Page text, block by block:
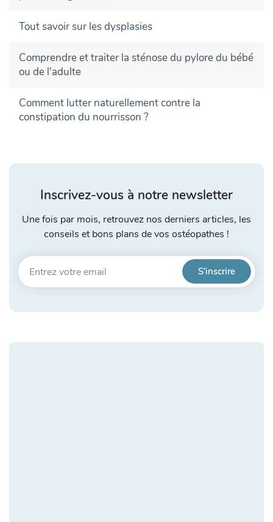
Tout savoir sur les dysplasies
Comprendre et traiter la sténose du pylore du bébé
ou de l'adulte
Comment lutter naturellement contre la
constipation du nourrisson ?
Inscrivez-vous à notre newsletter
Une fois par mois, retrouvez nos derniers articles, les
conseils et bons plans de vos ostéopathes !